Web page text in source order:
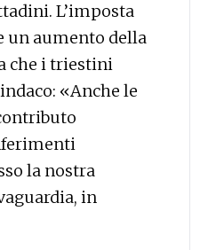
L’imposta
un aumento della
che i triestini
«Anche le
la nostra
in